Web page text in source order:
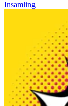
Insamling